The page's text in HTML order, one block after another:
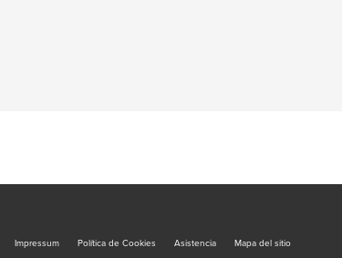
Impressum Política de Cookies Asistencia Mapa del sitio